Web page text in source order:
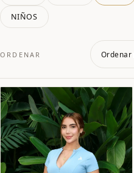
NIÑOS
ORDENAR